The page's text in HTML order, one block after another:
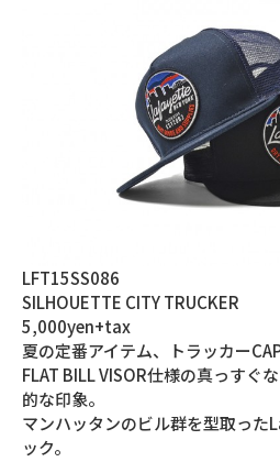
LFT15SS086
SILHOUETTE CITY TRUCKER
5,000yen+tax
夏の定番アイテム、トラッカーCAP
FLAT BILL VISOR仕様の真っすぐ
的な印象。
マンハッタンのビル群を型取っ
ック。